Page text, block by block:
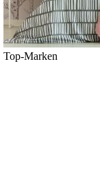
Top-Marken